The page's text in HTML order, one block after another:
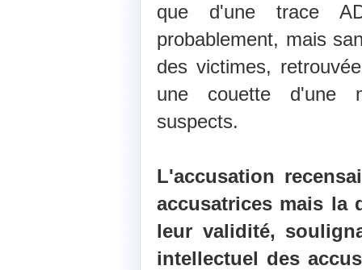
que d'une trace
probablement, mais
des victimes,
une couette d'une
suspects.
L'accusation
accusatrices mais la
leur validité,
intellectuel des